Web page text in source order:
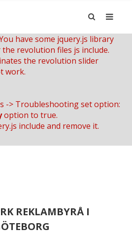
have some jquery.js library
revolution files js include.
the revolution slider
work.
-> Troubleshooting set option:
option to true.
include and remove it.
REKLAMBYRÅ I